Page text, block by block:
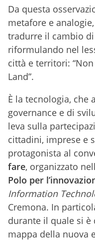
Da questa
metafore e
tradurre il cambio
riformulando nel
città e territori: “Non
Land”.
È la tecnologia,
governance e di
leva sulla
cittadini, imprese e
protagonista al
fare, organizzato
Polo per
Information
Cremona. In
durante il quale si
mappa della nuova